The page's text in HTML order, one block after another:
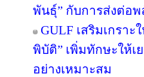
พันธุ์” กับการส่งต่อพ
GULF เสริมเกรา
พิบัติ” เพิ่มทักษะให้เ
อย่างเหมาะสม